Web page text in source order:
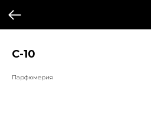
С-10
Парфюмерия